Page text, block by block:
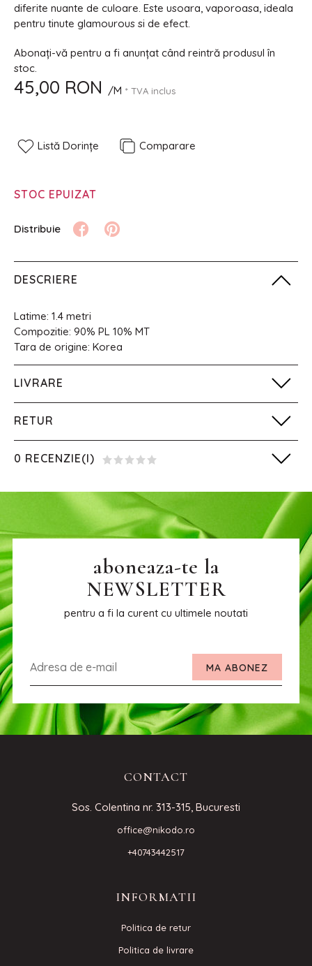
diferite nuante de culoare. Este usoara, vaporoasa, ideala
pentru tinute glamourous si de efect.
Abonați-vă pentru a fi anunțat când reintră produsul în
stoc.
45,00 RON /M * TVA inclus
Listă Dorințe Comparare
STOC EPUIZAT
DESCRIERE
Latime: 1.4 metri
Compozitie: 90% PL 10% MT
Tara de origine: Korea
LIVRARE
RETUR
0 RECENZIE(I)
aboneaza-te la
NEWSLETTER
pentru a fi la curent cu ultimele noutati
MA ABONEZ
CONTACT
Sos. Colentina nr. 313-315, Bucuresti
office@nikodo.ro
+40743442517
INFORMATII
Politica de retur
Politica de livrare